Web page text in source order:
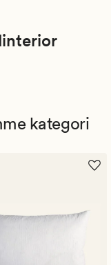
kategori